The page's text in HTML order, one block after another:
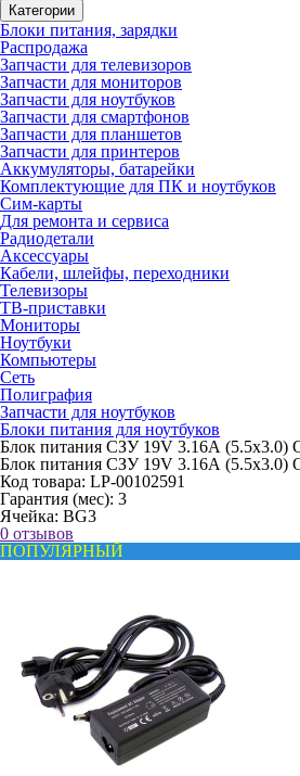
Категории
Блоки питания, зарядки
Распродажа
Запчасти для телевизоров
Запчасти для мониторов
Запчасти для ноутбуков
Запчасти для смартфонов
Запчасти для планшетов
Запчасти для принтеров
Аккумуляторы, батарейки
Комплектующие для ПК и ноутбуков
Сим-карты
Для ремонта и сервиса
Радиодетали
Аксессуары
Кабели, шлейфы, переходники
Телевизоры
ТВ-приставки
Мониторы
Ноутбуки
Компьютеры
Сеть
Полиграфия
Запчасти для ноутбуков
Блоки питания для ноутбуков
Блок питания СЗУ 19V 3.16А (5.5x3.0)
Блок питания СЗУ 19V 3.16А (5.5x3.0)
Код товара: LP-00102591
Гарантия (мес): 3
Ячейка: BG3
0 отзывов
ПОПУЛЯРНЫЙ